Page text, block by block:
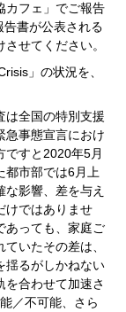
カフェ」でご報告
書が公表される
せてください。
」の状況を、
は全国の特別支援
急事態宣言におけ
ですと2020年5月
都市部では6月上
影響、差を与え
けではありませ
あっても、家庭ご
いたその差は、
揺るがしかねない
合わせて加速さ
／不可能、さら